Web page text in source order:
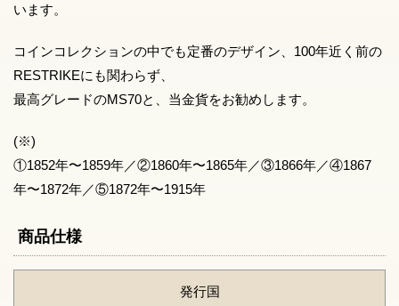
います。
コインコレクションの中でも定番のデザイン、100年近く前の
RESTRIKEにも関わらず、
最高グレードのMS70と、当金貨をお勧めします。
(※)
①1852年〜1859年／②1860年〜1865年／③1866年／④1867
年〜1872年／⑤1872年〜1915年
商品仕様
発行国